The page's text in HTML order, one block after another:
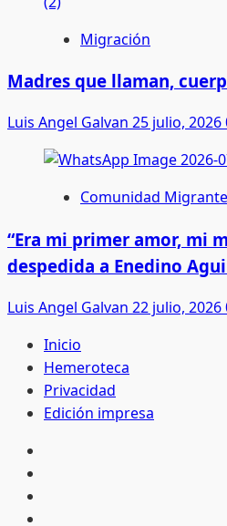
Migración
Madres que llaman,
Luis Angel Galvan 25 julio, 2026
Comunidad Migrante
“Era mi primer amor, mi
despedida a Enedino
Luis Angel Galvan 22 julio, 2026
Inicio
Hemeroteca
Privacidad
Edición impresa